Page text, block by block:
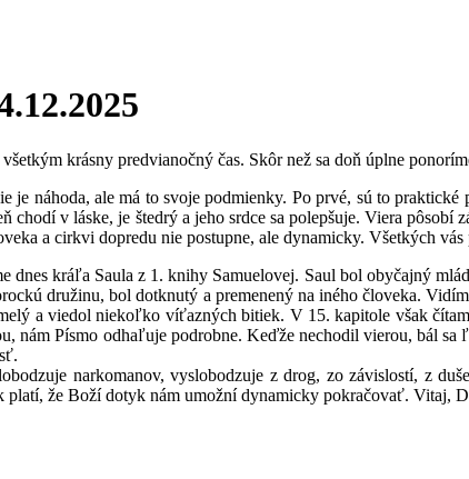
všetkým krásny predvianočný čas. Skôr než sa doň úplne
je náhoda, ale má to svoje podmienky. Po prvé, sú to
chodí v láske, je štedrý a jeho srdce sa polepšuje. Viera
a cirkvi dopredu nie postupne, ale dynamicky. Všetkých
kráľa Saula z 1. knihy Samuelovej. Saul bol obyčajný
družinu, bol dotknutý a premenený na iného človeka.
a viedol niekoľko víťazných bitiek. V 15. kapitole však
nám Písmo odhaľuje podrobne. Keďže nechodil vierou, bál
narkomanov, vyslobodzuje z drog, zo závislostí, z
platí, že Boží dotyk nám umožní dynamicky pokračovať. Vitaj,